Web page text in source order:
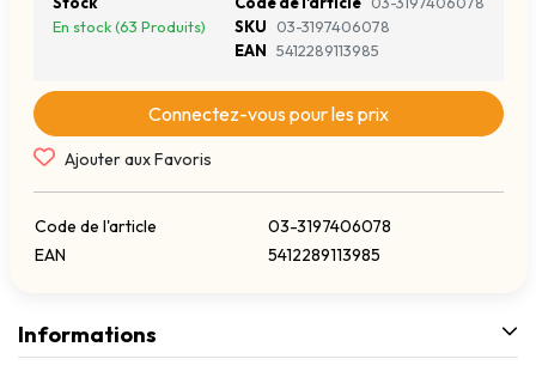
En stock (63 Produits)
SKU
03-3197406078
EAN 5412289113985
Connectez-vous pour les prix
Ajouter aux Favoris
Code de l'article
03-3197406078
EAN
5412289113985
Informations